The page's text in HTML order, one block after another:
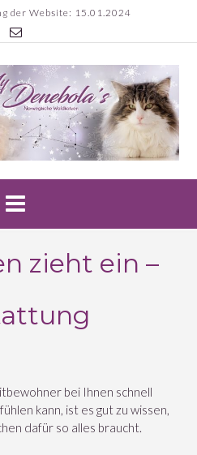
der Website: 15.01.2024
zieht ein –
bei Ihnen schnell
kann, ist es gut zu wissen,
dafür so alles braucht.